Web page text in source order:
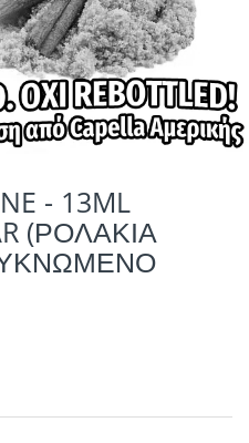
VIKINGS VAP &
POTION
QUACK'S JUICE
REVOLUTE
YUM!
- 13ML
(ΡΟΛΑΚΙΑ